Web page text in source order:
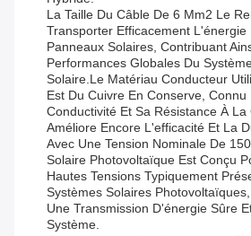
La Taille Du Câble De 6 Mm2 Le
Transporter Efficacement L'énergie
Panneaux Solaires, Contribuant
Performances Globales Du
Solaire.Le Matériau Conducteur
Est Du Cuivre En Conserve, Connu
Conductivité Et Sa Résistance À
Améliore Encore L'efficacité Et La
Avec Une Tension Nominale De
Solaire Photovoltaïque Est Conçu
Hautes Tensions Typiquement
Systèmes Solaires
Une Transmission D'énergie Sûre
Système.